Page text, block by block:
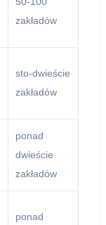
zakładów
sto-dwieście
zakładów
ponad
dwieście
zakładów
ponad